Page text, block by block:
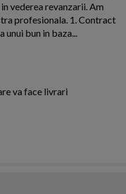
vederea revanzarii. Am
profesionala. 1. Contract
bun in baza...
va face livrari